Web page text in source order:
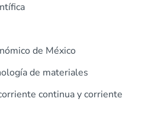
de México
de materiales
continua y corriente